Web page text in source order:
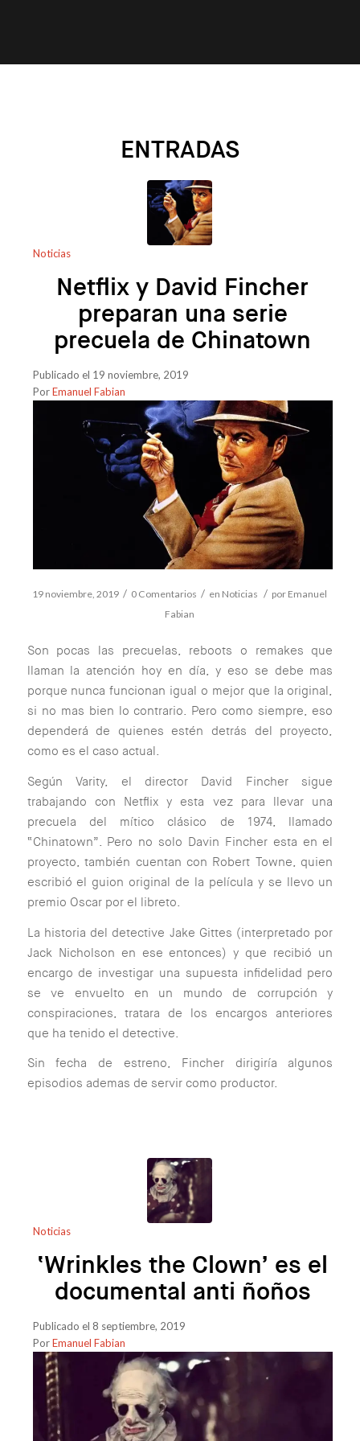
ENTRADAS
Noticias
Netflix y David Fincher
preparan una serie
precuela de Chinatown
Publicado el 19 noviembre, 2019
PorEmanuel Fabian
19 noviembre, 2019 / 0 Comentarios / en Noticias / por Emanuel
Fabian
Son pocas las precuelas, reboots o remakes que
llaman la atención hoy en día, y eso se debe mas
porque nunca funcionan igual o mejor que la original,
si no mas bien lo contrario. Pero como siempre, eso
dependerá de quienes estén detrás del proyecto,
como es el caso actual.
Según Varity, el director David Fincher sigue
trabajando con Netflix y esta vez para llevar una
precuela del mítico clásico de 1974, llamado
“Chinatown”. Pero no solo Davin Fincher esta en el
proyecto, también cuentan con Robert Towne, quien
escribió el guion original de la película y se llevo un
premio Oscar por el libreto.
La historia del detective Jake Gittes (interpretado por
Jack Nicholson en ese entonces) y que recibió un
encargo de investigar una supuesta infidelidad pero
se ve envuelto en un mundo de corrupción y
conspiraciones, tratara de los encargos anteriores
que ha tenido el detective.
Sin fecha de estreno, Fincher dirigiría algunos
episodios ademas de servir como productor.
Noticias
‘Wrinkles the Clown’ es el
documental anti ñoños
Publicado el 8 septiembre, 2019
PorEmanuel Fabian